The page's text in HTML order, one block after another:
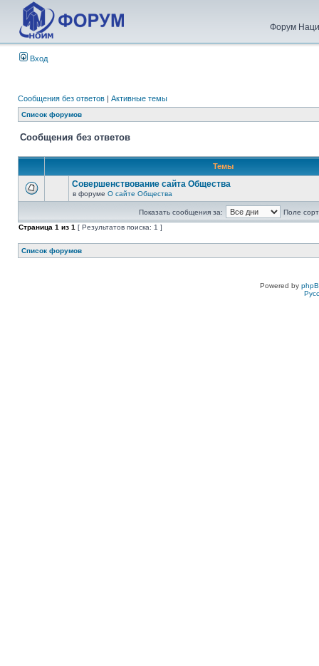
Форум
Вход
Сообщения без ответов | Активные темы
Список форумов
Сообщения без ответов
Темы
Совершенствование сайта Общества
в форуме О сайте Общества
Показать сообщения за:
Поле
Страница 1 из 1 [ Результатов поиска: 1 ]
Список форумов
Powered by